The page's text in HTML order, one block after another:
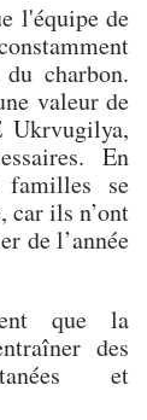
l'équipe de
charbon.
valeur de
En
familles se
car ils n’ont
de l’année
que la
des
et